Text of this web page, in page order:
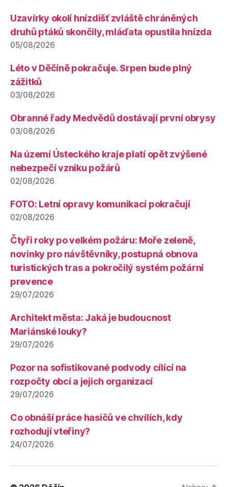
Uzavírky okolí hnízdišť zvláště chráněných
druhů ptáků skončily, mláďata opustila hnízda
05/08/2026
Léto v Děčíně pokračuje. Srpen bude plný
zážitků
03/08/2026
Obranné řady Medvědů dostávají první obrysy
03/08/2026
Na území Ústeckého kraje platí opět zvýšené
nebezpečí vzniku požárů
02/08/2026
FOTO: Letní opravy komunikací pokračují
02/08/2026
Čtyři roky po velkém požáru: Moře zeleně,
novinky pro návštěvníky, postupná obnova
turistických tras a pokročilý systém požární
prevence
29/07/2026
Architekt města: Jaká je budoucnost
Mariánské louky?
29/07/2026
Pozor na sofistikované podvody cílící na
rozpočty obcí a jejich organizací
29/07/2026
Co obnáší práce hasičů ve chvílích, kdy
rozhodují vteřiny?
24/07/2026